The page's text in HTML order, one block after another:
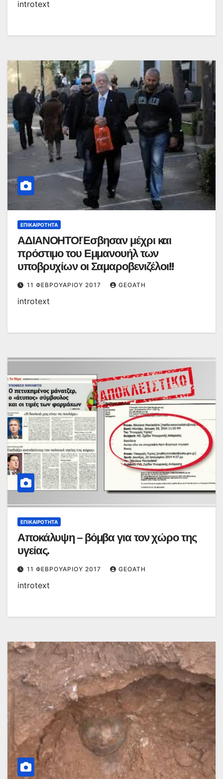
introtext
ΕΠΙΚΑΙΡΌΤΗΤΑ
ΑΔΙΑΝΟΗΤΟ!Έσβησαν μέχρι και
πρόστιμο του Εμμανουήλ των
υποβρυχίων οι Σαμαροβενιζέλοι!!
11 ΦΕΒΡΟΥΑΡΊΟΥ 2017 GEOATH
introtext
ΕΠΙΚΑΙΡΌΤΗΤΑ
Αποκάλυψη – βόμβα για τον χώρο της
υγείας.
11 ΦΕΒΡΟΥΑΡΊΟΥ 2017 GEOATH
introtext